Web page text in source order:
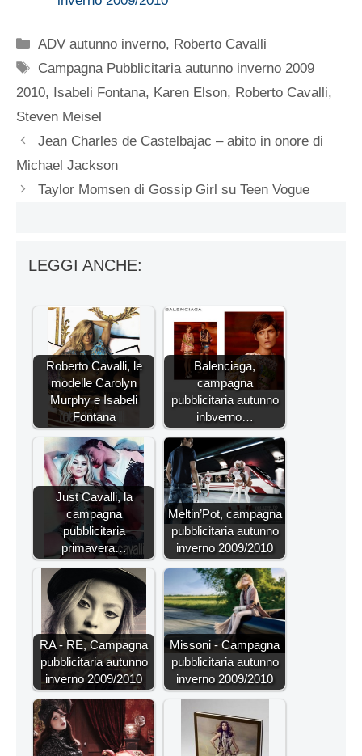
Categorie
ADV autunno inverno, Roberto Cavalli
Tag
Campagna Pubblicitaria autunno inverno 2009
2010, Isabeli Fontana, Karen Elson, Roberto Cavalli,
Steven Meisel
Jean Charles de Castelbajac – abito in onore di
Michael Jackson
Taylor Momsen di Gossip Girl su Teen Vogue
LEGGI ANCHE:
Roberto Cavalli, le
modelle Carolyn
Murphy e Isabeli
Fontana
Balenciaga,
campagna
pubblicitaria autunno
inbverno…
Just Cavalli, la
campagna
pubblicitaria
primavera…
Meltin’Pot, campagna
pubblicitaria autunno
inverno 2009/2010
RA - RE, Campagna
pubblicitaria autunno
inverno 2009/2010
Missoni - Campagna
pubblicitaria autunno
inverno 2009/2010